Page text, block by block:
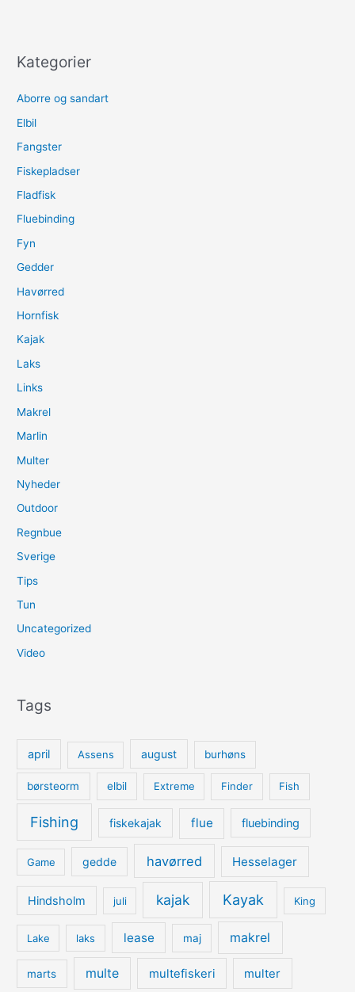
Kategorier
Aborre og sandart
Elbil
Fangster
Fiskepladser
Fladfisk
Fluebinding
Fyn
Gedder
Havørred
Hornfisk
Kajak
Laks
Links
Makrel
Marlin
Multer
Nyheder
Outdoor
Regnbue
Sverige
Tips
Tun
Uncategorized
Video
Tags
april Assens august burhøns
børsteorm elbil Extreme Finder Fish
Fishing fiskekajak flue fluebinding
Game gedde havørred Hesselager
Hindsholm juli kajak Kayak King
Lake laks lease maj makrel
marts multe multefiskeri multer